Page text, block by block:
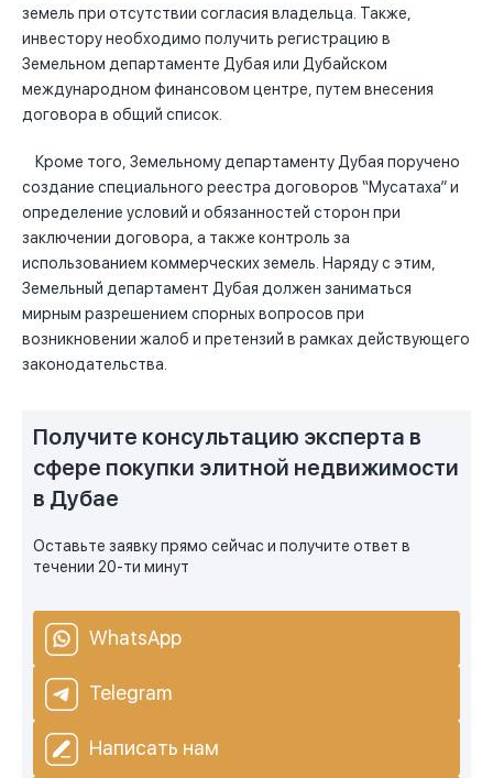
земель при отсутствии согласия владельца. Также,
инвестору необходимо получить регистрацию в
Земельном департаменте Дубая или Дубайском
международном финансовом центре, путем внесения
договора в общий список.
Кроме того, Земельному департаменту Дубая поручено
создание специального реестра договоров “Мусатаха” и
определение условий и обязанностей сторон при
заключении договора, а также контроль за
использованием коммерческих земель. Наряду с этим,
Земельный департамент Дубая должен заниматься
мирным разрешением спорных вопросов при
возникновении жалоб и претензий в рамках действующего
законодательства.
Получите консультацию эксперта в
сфере покупки элитной недвижимости
в Дубае
Оставьте заявку прямо сейчас и получите ответ в
течении 20-ти минут
WhatsApp
Telegram
Написать нам